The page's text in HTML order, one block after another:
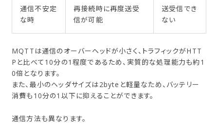
通信不安定
な時
再接続時に再度送受
信が可能
送受信でき
ない
MQTTは通信のオーバーヘッドが小さく、トラフィックがHTT
Pと比べて10分の1程度であるため、実質的な処理能力も約1
0倍となります。
また、最小のヘッダサイズは2byteと軽量なため、バッテリー
消費も10分の1以下に抑えることができます。
通信方法も異なります。